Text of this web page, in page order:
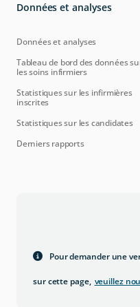
Données et analyses
Données et analyses
Tableau de bord des données
les soins infirmiers
Statistiques sur les infirmières
inscrites
Statistiques sur les candidates
Derniers rapports
Pour demander une
sur cette page, veuillez